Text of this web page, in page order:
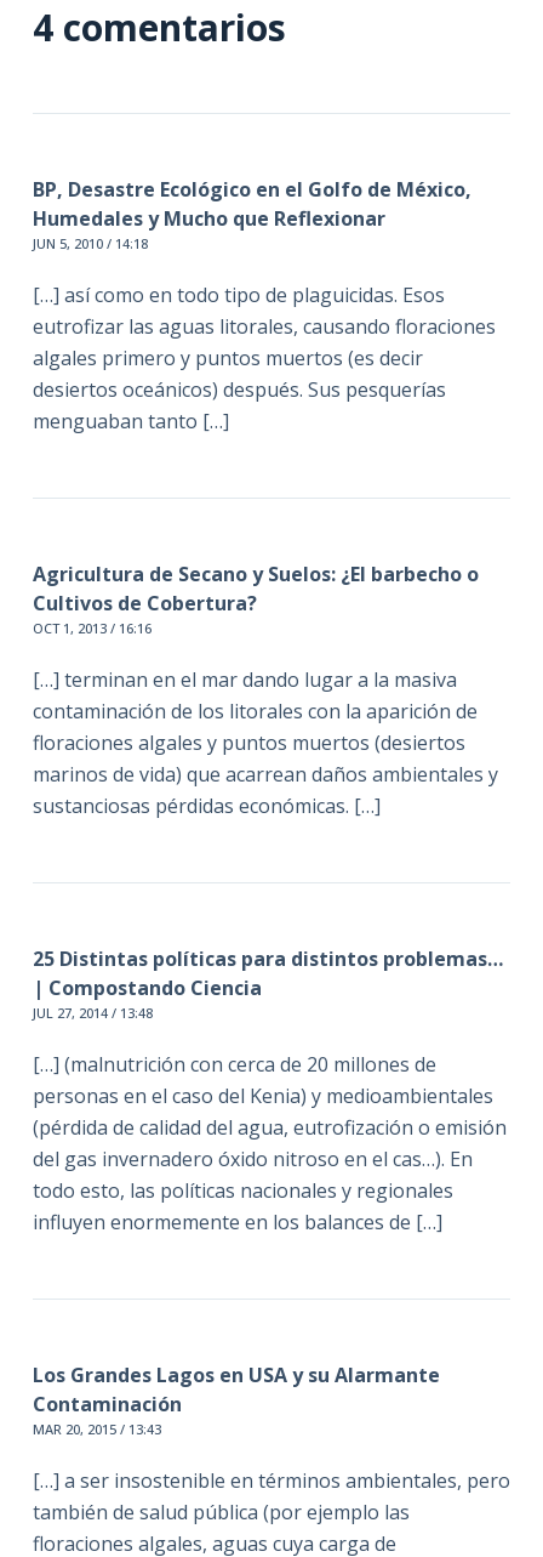
4 comentarios
BP, Desastre Ecológico en el Golfo de México,
Humedales y Mucho que Reflexionar
JUN 5, 2010 / 14:18
[…] así como en todo tipo de plaguicidas. Esos
eutrofizar las aguas litorales, causando floraciones
algales primero y puntos muertos (es decir
desiertos oceánicos) después. Sus pesquerías
menguaban tanto […]
Agricultura de Secano y Suelos: ¿El barbecho o
Cultivos de Cobertura?
OCT 1, 2013 / 16:16
[…] terminan en el mar dando lugar a la masiva
contaminación de los litorales con la aparición de
floraciones algales y puntos muertos (desiertos
marinos de vida) que acarrean daños ambientales y
sustanciosas pérdidas económicas. […]
25 Distintas políticas para distintos problemas…
| Compostando Ciencia
JUL 27, 2014 / 13:48
[…] (malnutrición con cerca de 20 millones de
personas en el caso del Kenia) y medioambientales
(pérdida de calidad del agua, eutrofización o emisión
del gas invernadero óxido nitroso en el cas…). En
todo esto, las políticas nacionales y regionales
influyen enormemente en los balances de […]
Los Grandes Lagos en USA y su Alarmante
Contaminación
MAR 20, 2015 / 13:43
[…] a ser insostenible en términos ambientales, pero
también de salud pública (por ejemplo las
floraciones algales, aguas cuya carga de